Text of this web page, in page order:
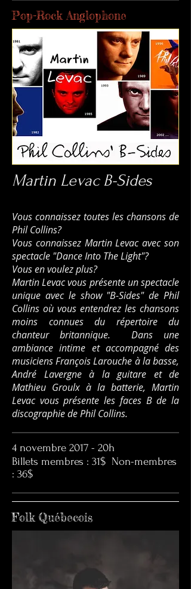
Pop-Rock Anglophone
Martin Levac B-Sides
Vous connaissez toutes les chansons de
Phil Collins?
Vous connaissez Martin Levac avec son
spectacle "Dance Into The Light"?
Vous en voulez plus?
Martin Levac vous présente un spectacle
unique avec le show "B-Sides" de Phil
Collins où vous entendrez les chansons
moins connues du répertoire du
chanteur britannique. Dans une
ambiance intime et accompagné des
musiciens François Larouche à la basse,
André Lavergne à la guitare et de
Mathieu Groulx à la batterie, Martin
Levac vous présente les faces B de la
discographie de Phil Collins.
4 novembre 2017 - 20h
Billets membres : 31$ Non-membres
: 36$
Folk Québecois